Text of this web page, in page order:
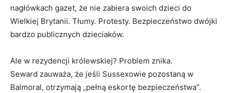
nagłówkach gazet, że nie zabiera swoich dzieci do
Wielkiej Brytanii. Tłumy. Protesty. Bezpieczeństwo dwójki
bardzo publicznych dzieciaków.
Ale w rezydencji królewskiej? Problem znika.
Seward zauważa, że ​​jeśli Sussexowie pozostaną w
Balmoral, otrzymają „pełną eskortę bezpieczeństwa”.